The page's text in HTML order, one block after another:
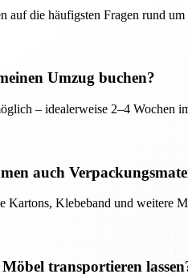
auf die häufigsten Fragen rund
Umzug buchen?
– idealerweise 2–4 Wochen
auch
Kartons, Klebeband und weitere
transportieren